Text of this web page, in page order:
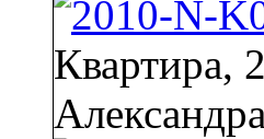
Квартира,